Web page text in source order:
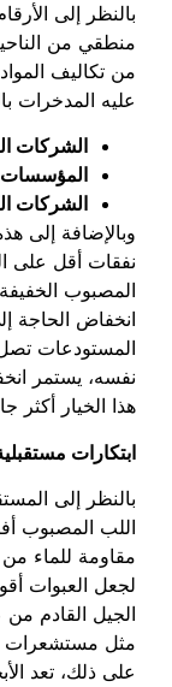
بالنظر إلى
من تكاليف المواد
عليه المدخرات
الشركات
الشركات
وبالإضافة إلى
نفقات أقل على
المصبوب
انخفاض الحاجة
نفسه، يستمر
هذا الخيار أكثر
ابتكارات
بالنظر إلى
اللب المصبوب
مقاومة للماء
لجعل العبوات
الجيل القادم
مثل مستشعرات
على ذلك، تعد